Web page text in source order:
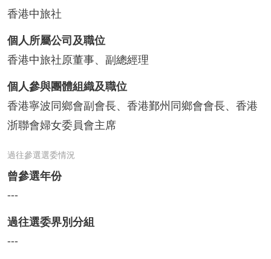
香港中旅社
個人所屬公司及職位
香港中旅社原董事、副總經理
個人參與團體組織及職位
香港寧波同鄉會副會長、香港鄞州同鄉會會長、香港
浙聯會婦女委員會主席
過往參選選委情況
曾參選年份
---
過往選委界別分組
---